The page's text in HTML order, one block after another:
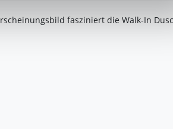
fasziniert die Walk-In